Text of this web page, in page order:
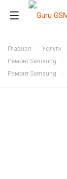
Главная Услуги
Ремонт Samsung
Ремонт Samsung